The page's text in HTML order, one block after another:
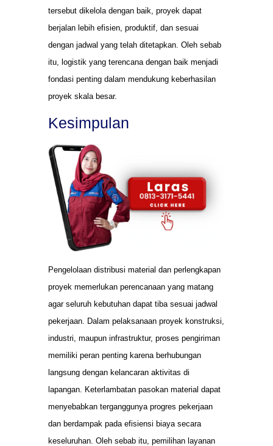
tersebut dikelola dengan baik, proyek dapat
berjalan lebih efisien, produktif, dan sesuai
dengan jadwal yang telah ditetapkan. Oleh sebab
itu, logistik yang terencana dengan baik menjadi
fondasi penting dalam mendukung keberhasilan
proyek skala besar.
Kesimpulan
Pengelolaan distribusi material dan perlengkapan
proyek memerlukan perencanaan yang matang
agar seluruh kebutuhan dapat tiba sesuai jadwal
pekerjaan. Dalam pelaksanaan proyek konstruksi,
industri, maupun infrastruktur, proses pengiriman
memiliki peran penting karena berhubungan
langsung dengan kelancaran aktivitas di
lapangan. Keterlambatan pasokan material dapat
menyebabkan terganggunya progres pekerjaan
dan berdampak pada efisiensi biaya secara
keseluruhan. Oleh sebab itu, pemilihan layanan